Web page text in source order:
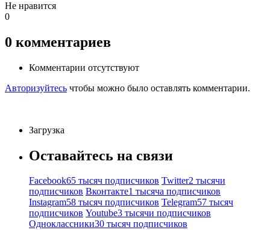
Не нравится
0
0 комментариев
Комментарии отсутствуют
Авторизуйтесь чтобы можно было оставлять комментарии.
Загрузка
Оставайтесь на связи
Facebook65 тысяч подписчиков Twitter2 тысячи
подписчиков Вконтакте1 тысяча подписчиков
Instagram58 тысяч подписчиков Telegram57 тысяч
подписчиков Youtube3 тысячи подписчиков
Одноклассники30 тысяч подписчиков